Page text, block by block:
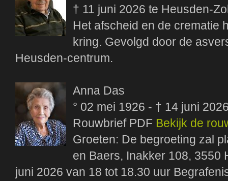
† 11 juni 2026 te Heusden-
Het afscheid en de crematie
kring. Gevolgd door de
Heusden-centrum.
Anna Das
° 02 mei 1926 - † 14 juni
Rouwbrief PDF Bekijk de
Groeten: De begroeting zal
en Baers, Inakker 108, 3550
juni 2026 van 18 tot 18.30 uur